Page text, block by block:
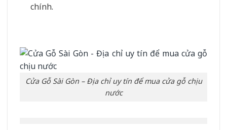
chính.
Cửa Gỗ Sài Gòn – Địa chỉ uy tín để mua cửa gỗ chịu
nước